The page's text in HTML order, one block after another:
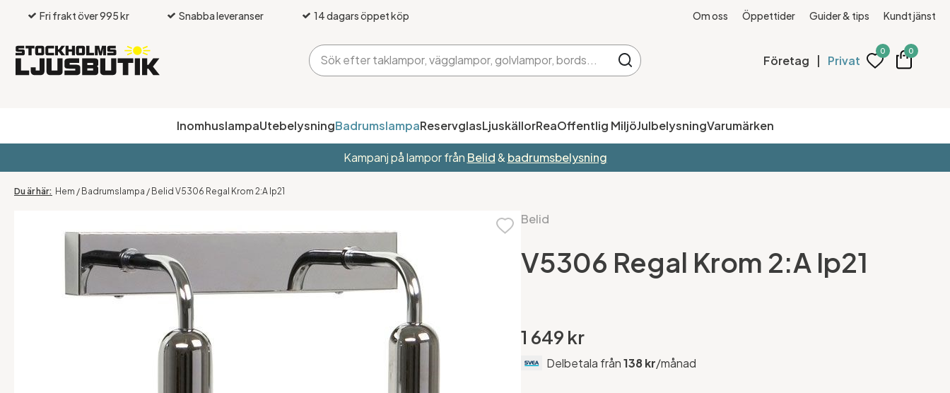
Fri frakt över 995 kr Snabba leveranser 14 dagars öppet köp Om oss Öppettider Guider & tips Kundtjänst
Företag | Privat
0 0
InomhuslampaUtebelysningBadrumslampaReservglasLjuskällorReaOffentlig MiljöJulbelysningVarumärken
Kampanj på lampor från Belid& badrumsbelysning
Hem / Badrumslampa / Belid V5306 Regal Krom 2:A Ip21
Belid
V5306 Regal Krom 2:A Ip21
1 649 kr
Delbetala från138 kr/månad